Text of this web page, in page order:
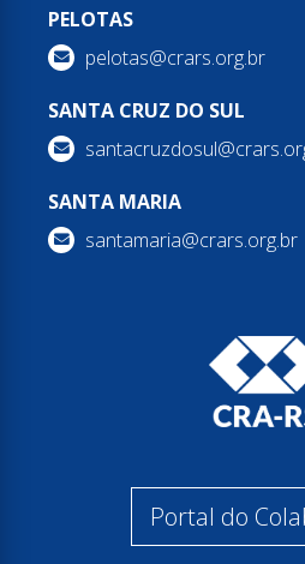
PELOTAS
pelotas@crars.org.br
SANTA CRUZ DO SUL
SANTA MARIA
santamaria@crars.org.br
Portal do